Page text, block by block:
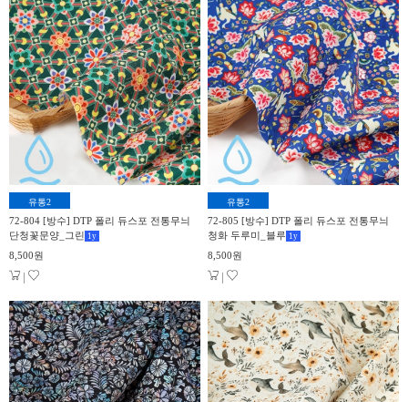
유통2
72-804 [방수] DTP 폴리 듀스포 전통무늬
단청꽃문양_그린 1 y
8,500원
|
유통2
72-805 [방수] DTP 폴리 듀스포 전통무늬
청화 두루미_블루 1 y
8,500원
|